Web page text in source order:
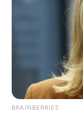
eficiência”,
Tragédia:
Comunitária de
Atribuições
O parlamentar
profissionais que
BRAINBERRIES